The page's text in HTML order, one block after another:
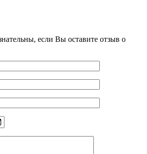
если Вы оставите отзыв о